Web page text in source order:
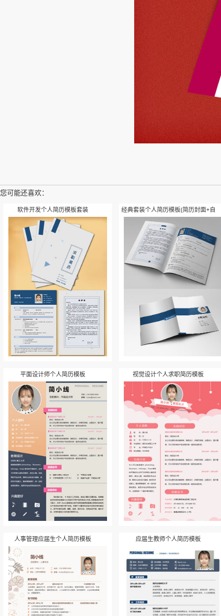
您可能还喜欢：
软件开发个人简历模板套装
经典套装个人简历模板(简历封面+自
荐信+内容+封底)
平面设计师个人简历模板 视觉设计个人求职简历模板
人事管理应届生个人简历模板 应届生教师个人简历模板